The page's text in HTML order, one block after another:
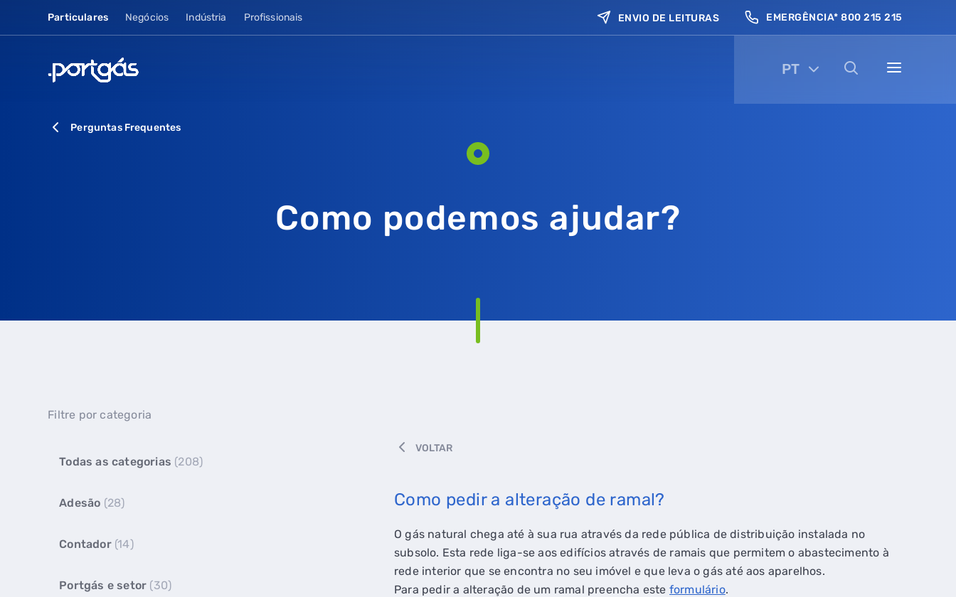
Particulares Negócios Indústria Profissionais ENVIO DE LEITURAS EMERGÊNCIA* 800 215 215
PT
Perguntas Frequentes
Como podemos ajudar?
Filtre por categoria
Todas as categorias (208)
Adesão (28)
Contador (14)
Portgás e setor (30)
VOLTAR
Como pedir a alteração de ramal?
O gás natural chega até à sua rua através da rede pública de distribuição instalada no
subsolo. Esta rede liga-se aos edifícios através de ramais que permitem o abastecimento à
rede interior que se encontra no seu imóvel e que leva o gás até aos aparelhos.
Para pedir a alteração de um ramal preencha este formulário.